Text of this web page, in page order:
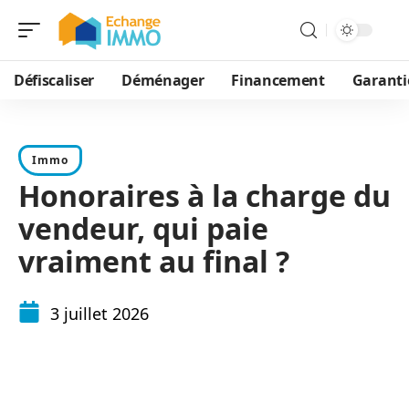
Défiscaliser Déménager Financement
Immo
Honoraires à la charge du
vendeur, qui paie
vraiment au final ?
3 juillet 2026